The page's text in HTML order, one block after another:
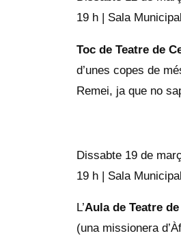
19 h | Sala Municipal
Toc de Teatre de
d’unes copes de
Remei, ja que no
Dissabte 19 de març
19 h | Sala Municipal
L’Aula de Teatre de
(una missionera